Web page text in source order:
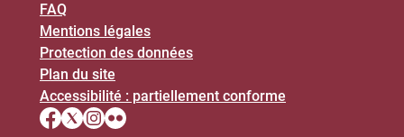
FAQ
Mentions légales
Protection des données
Plan du site
Accessibilité : partiellement conforme